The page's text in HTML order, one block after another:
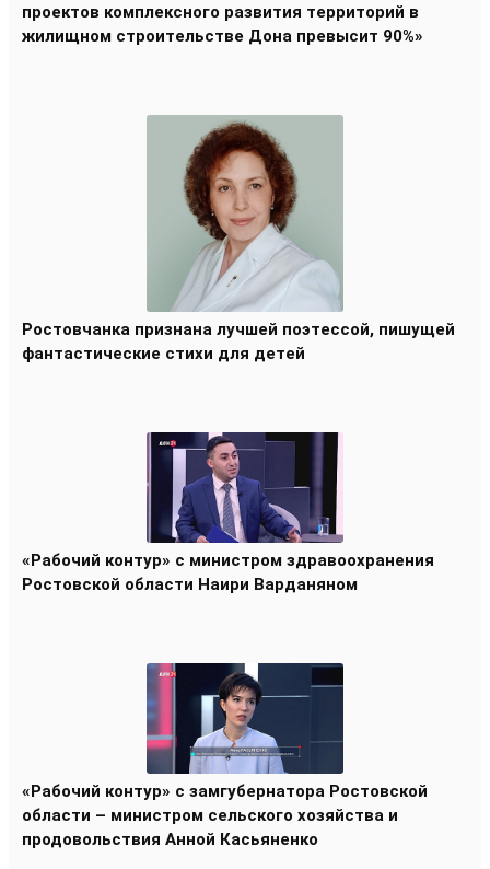
проектов комплексного развития территорий в
жилищном строительстве Дона превысит 90%»
Ростовчанка признана лучшей поэтессой, пишущей
фантастические стихи для детей
«Рабочий контур» с министром здравоохранения
Ростовской области Наири Варданяном
«Рабочий контур» с замгубернатора Ростовской
области – министром сельского хозяйства и
продовольствия Анной Касьяненко